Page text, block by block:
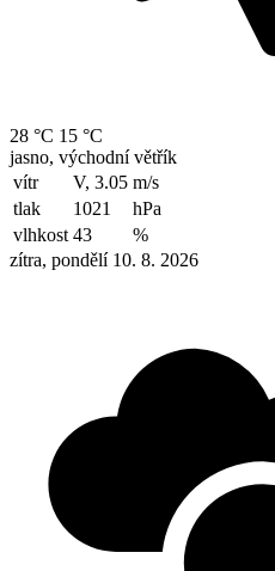
28 °C 15 °C
jasno, východní větřík
vítr
V, 3.05 m/s
tlak
1021
hPa
vlhkost 43
%
zítra, pondělí 10. 8. 2026